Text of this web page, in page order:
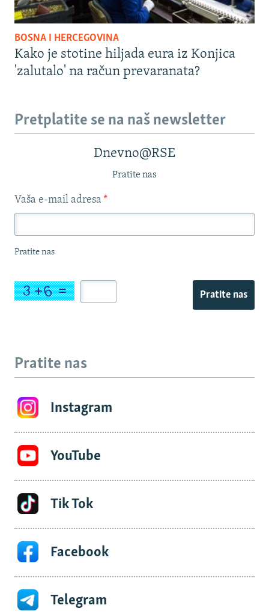
BOSNA I HERCEGOVINA
Kako je stotine hiljada eura iz Konjica
'zalutalo' na račun prevaranata?
Pretplatite se na naš newsletter
Dnevno@RSE
Pratite nas
Vaša e-mail adresa *
Pratite nas
Pratite nas
Pratite nas
Instagram
YouTube
Tik Tok
Facebook
Telegram